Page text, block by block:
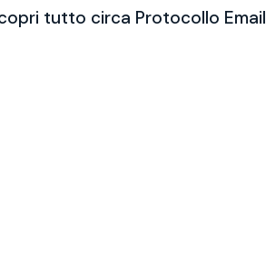
tutto circa Protocollo Email